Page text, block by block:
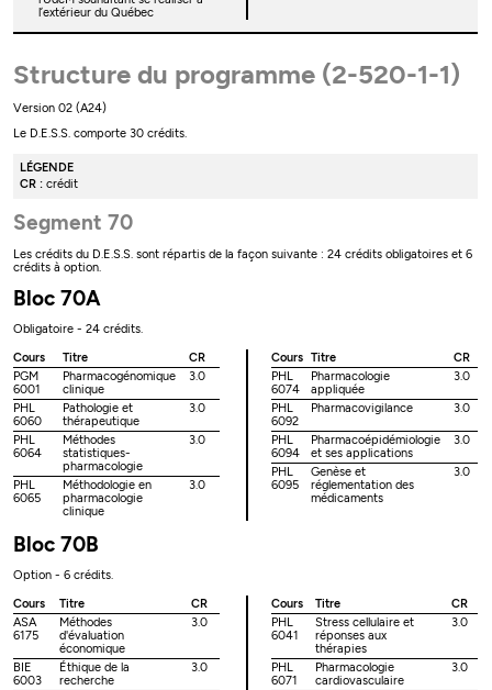
l’extérieur du Québec
Structure du programme (2-520-1-1)
Version 02 (A24)
Le D.E.S.S. comporte 30 crédits.
LÉGENDE
CR : crédit
Segment 70
Les crédits du D.E.S.S. sont répartis de la façon suivante : 24 crédits obligatoires et 6
crédits à option.
Bloc 70A
Obligatoire - 24 crédits.
Cours
Titre
CR
PGM
6001
Pharmacogénomique
clinique
3.0
PHL
6060
Pathologie et
thérapeutique
3.0
PHL
6064
Méthodes
statistiques-
pharmacologie
3.0
PHL
6065
Méthodologie en
pharmacologie
clinique
3.0
Cours Titre
CR
PHL
6074
Pharmacologie
appliquée
3.0
PHL
6092
Pharmacovigilance 3.0
PHL
6094
Pharmacoépidémiologie
et ses applications
3.0
PHL
6095
Genèse et
réglementation des
médicaments
3.0
Bloc 70B
Option - 6 crédits.
Cours
Titre
CR
ASA
6175
Méthodes
d'évaluation
économique
3.0
BIE
6003
Éthique de la
recherche
3.0
Cours Titre
CR
PHL
6041
Stress cellulaire et
réponses aux
thérapies
3.0
PHL
6071
Pharmacologie
cardiovasculaire
3.0